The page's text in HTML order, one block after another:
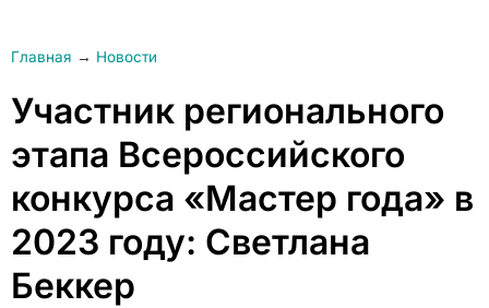
Главная → Новости
Участник регионального
этапа Всероссийского
конкурса «Мастер года» в
2023 году: Светлана
Беккер